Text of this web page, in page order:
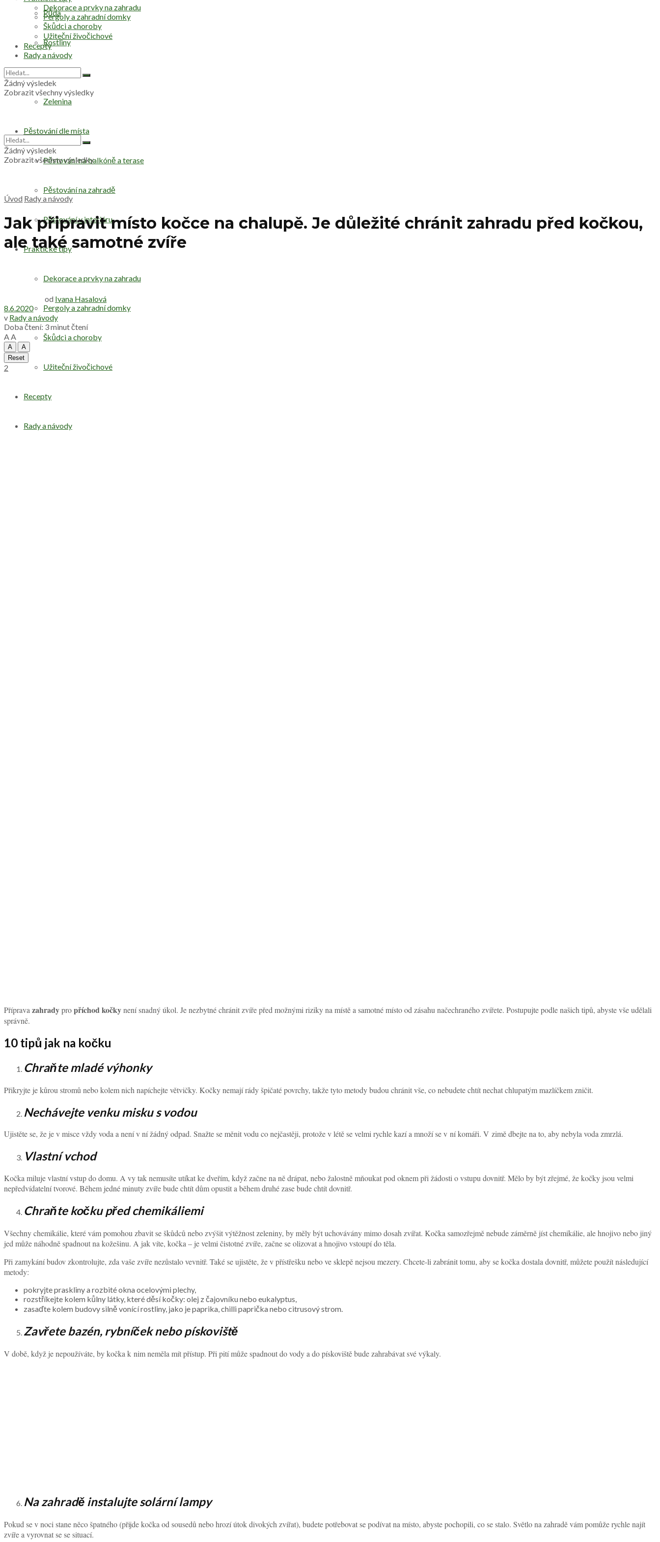
Půda
Rostliny
Zelenina
Pěstování dle místa
Pěstování na balkóně a terase
Pěstování na zahradě
Pěstování v interiéru
Praktické tipy
Dekorace a prvky na zahradu
Pergoly a zahradní domky
Škůdci a choroby
Užiteční živočichové
Recepty
Rady a návody
Dekorace a prvky na zahradu
Pergoly a zahradní domky
Škůdci a choroby
Užiteční živočichové
Recepty
Rady a návody
Žádný výsledek
Zobrazit všechny výsledky
Žádný výsledek
Zobrazit všechny výsledky
Úvod Rady a návody
Jak připravit místo kočce na chalupě. Je důležité chránit zahradu před kočkou,
ale také samotné zvíře
od Ivana Hasalová
8.6.2020
v Rady a návody
Doba čtení: 3 minut čtení
AA
A
A
Reset
2
Příprava zahradypropříchod kočkynení snadný úkol. Je nezbytné chránit zvíře před možnými riziky na místě a samotné místo od zásahu načechraného zvířete. Postupujte podle našich tipů, abyste vše udělali
správně.
10 tipů jak na kočku
Chraňte mladé výhonky
Přikryjte je kůrou stromů nebo kolem nich napíchejte větvičky. Kočky nemají rády špičaté povrchy, takže tyto metody budou chránit vše, co nebudete chtít nechat chlupatým mazlíčkem zničit.
Nechávejte venku misku s vodou
Ujistěte se, že je v misce vždy voda a není v ní žádný odpad. Snažte se měnit vodu co nejčastěji, protože v létě se velmi rychle kazí a množí se v ní komáři. V zimě dbejte na to, aby nebyla voda zmrzlá.
Vlastní vchod
Kočka miluje vlastní vstup do domu. A vy tak nemusíte utíkat ke dveřím, když začne na ně drápat, nebo žalostně mňoukat pod oknem při žádosti o vstupu dovnitř. Mělo by být zřejmé, že kočky jsou velmi
nepředvídatelní tvorové. Během jedné minuty zvíře bude chtít dům opustit a během druhé zase bude chtít dovnitř.
Chraňte kočku před chemikáliemi
Všechny chemikálie, které vám pomohou zbavit se škůdců nebo zvýšit výtěžnost zeleniny, by měly být uchovávány mimo dosah zvířat. Kočka samozřejmě nebude záměrně jíst chemikálie, ale hnojivo nebo jiný
jed může náhodně spadnout na kožešinu. A jak víte, kočka – je velmi čistotné zvíře, začne se olizovat a hnojivo vstoupí do těla.
Při zamykání budov zkontrolujte, zda vaše zvíře nezůstalo vevnitř. Také se ujistěte, že v přístřešku nebo ve sklepě nejsou mezery. Chcete-li zabránit tomu, aby se kočka dostala dovnitř, můžete použít následující
metody:
pokryjte praskliny a rozbité okna ocelovými plechy,
rozstříkejte kolem kůlny látky, které děsí kočky: olej z čajovníku nebo eukalyptus,
zasaďte kolem budovy silně vonící rostliny, jako je paprika, chilli paprička nebo citrusový strom.
Zavřete bazén, rybníček nebo pískoviště
V době, když je nepoužíváte, by kočka k nim neměla mít přístup. Při pití může spadnout do vody a do pískoviště bude zahrabávat své výkaly.
Na zahradě instalujte solární lampy
Pokud se v noci stane něco špatného (přijde kočka od sousedů nebo hrozí útok divokých zvířat), budete potřebovat se podívat na místo, abyste pochopili, co se stalo. Světlo na zahradě vám pomůže rychle najít
zvíře a vyrovnat se se situací.